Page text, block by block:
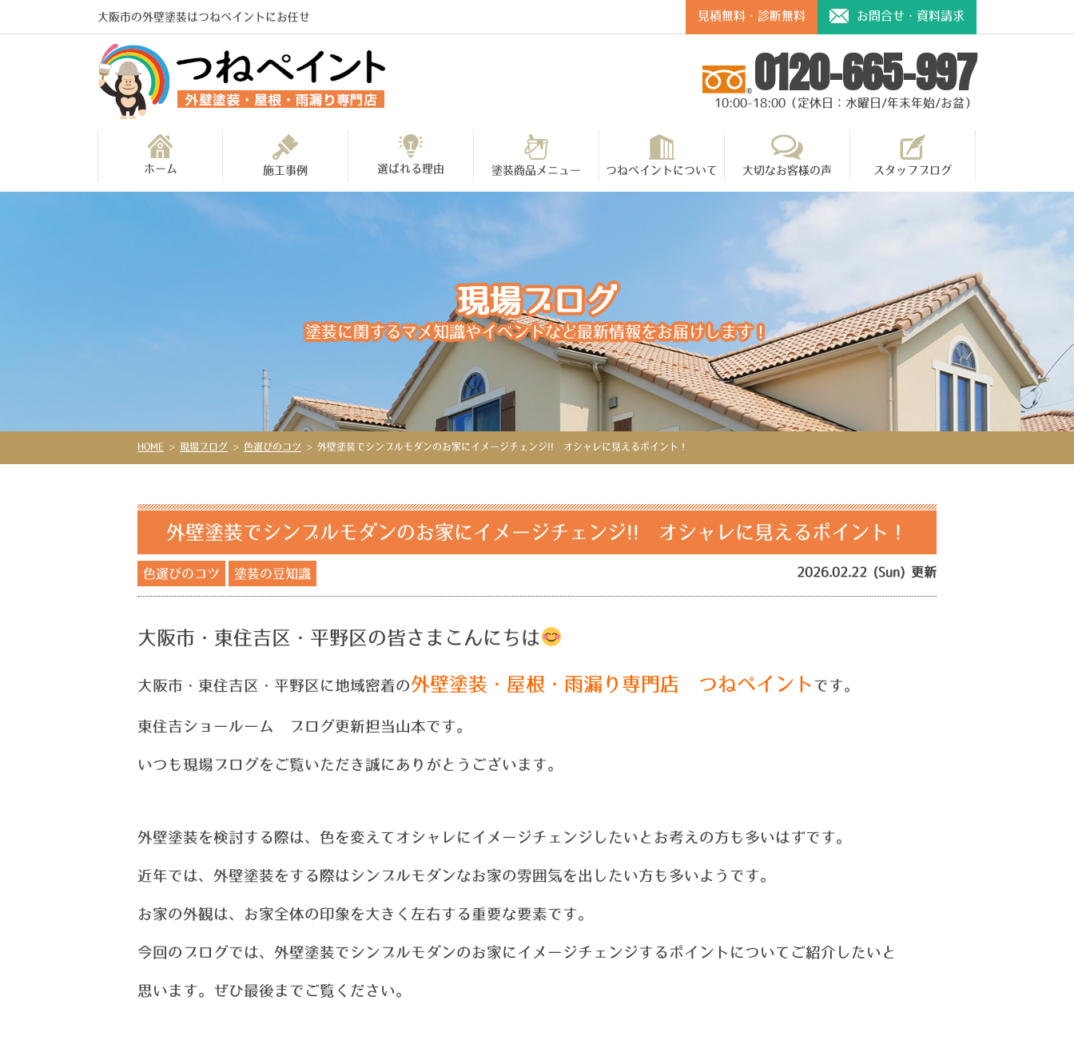
大阪市の外壁塗装はつねペイントにお任せ 見積無料・診断無料 お問合せ・資料請求
0120-665-997
10:00-18:00（定休日：水曜日/年末年始/お盆）
ホーム 施工事例 選ばれる理由 塗装商品メニュー つねペイントについて 大切なお客様の声 スタッフブログ
現場ブログ
塗装に関するマメ知識やイベントなど最新情報をお届けします！
HOME > 現場ブログ > 色選びのコツ > 外壁塗装でシンプルモダンのお家にイメージチェンジ!! オシャレに見えるポイント！
外壁塗装でシンプルモダンのお家にイメージチェンジ!! オシャレに見えるポイント！
色選びのコツ 塗装の豆知識 2026.02.22 (Sun) 更新
大阪市・東住吉区・平野区の皆さまこんにちは
大阪市・東住吉区・平野区に地域密着の外壁塗装・屋根・雨漏り専門店 つねペイント です。
東住吉ショールーム ブログ更新担当山本です。
いつ も現場ブログをご覧いただき誠にありがとうございます。
外壁塗装を検討する際は、色を変えてオシャレにイメージチェンジしたいとお考えの方も多いはずです。
近年では、外壁塗装をする際はシンプルモダンなお家の雰囲気を出したい方も多いようです。
お家の外観は、お家全体の印象を大きく左右する重要な要素です。
今回のブログでは、外壁塗装でシンプルモダンのお家にイメージチェンジするポイントについてご紹介したいと
思い ます。ぜひ最後までご覧ください。